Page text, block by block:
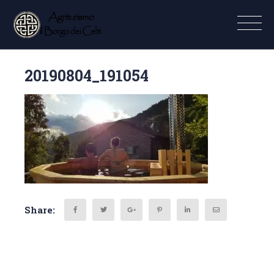
20190804_191054
Share: